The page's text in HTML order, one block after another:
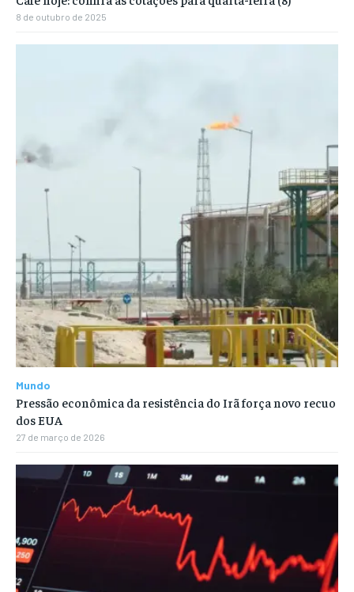
8 de outubro de 2025
Mundo
Pressão econômica da resistência do Irã força novo recuo
dos EUA
27 de março de 2026